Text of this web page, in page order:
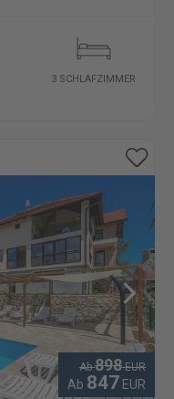
3 SCHLAFZIMMER
Ab898 EUR
Ab 847 EUR